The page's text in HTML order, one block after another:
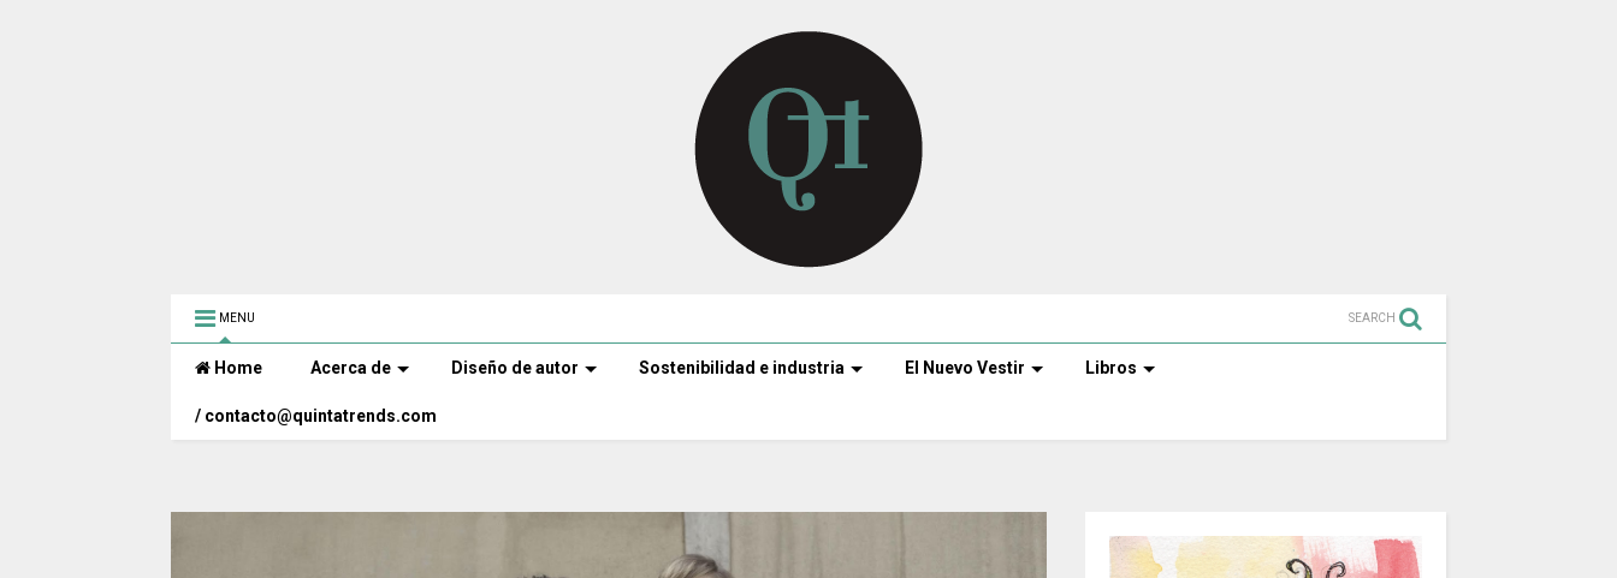
MENU SEARCH
Home Acerca de Diseño de autor Sostenibilidad e industria El Nuevo Vestir Libros
/ contacto@quintatrends.com